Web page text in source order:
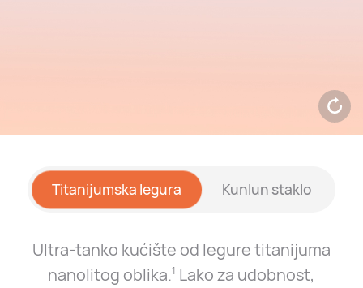
Titanijumska legura Kunlun staklo
Ultra-tanko kućište od legure titanijuma
nanolitog oblika.1 Lako za udobnost,